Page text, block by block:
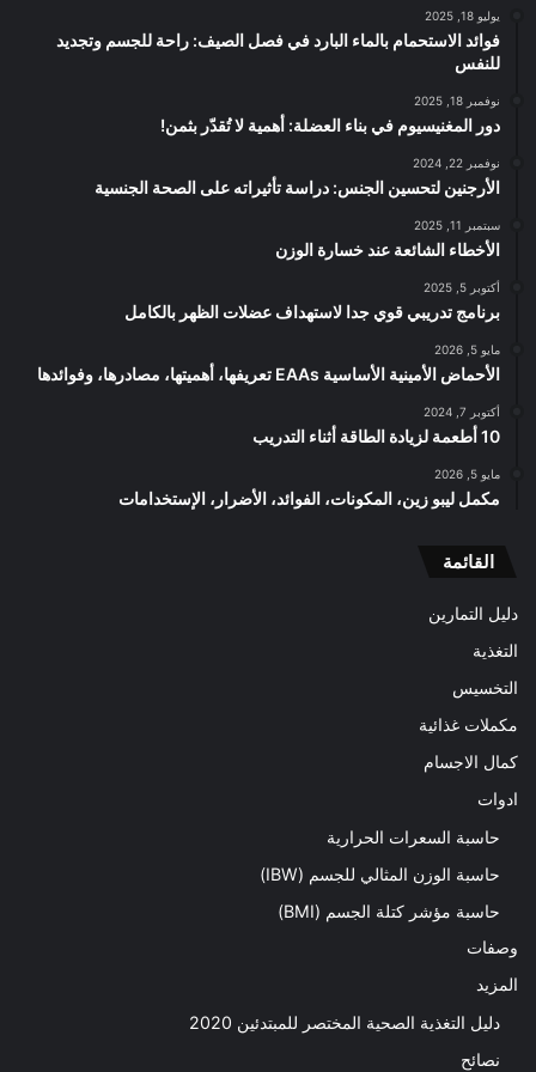
يوليو 18, 2025
فوائد الاستحمام بالماء البارد في فصل الصيف: راحة للجسم وتجديد
للنفس
نوفمبر 18, 2025
دور المغنيسيوم في بناء العضلة: أهمية لا تُقدّر بثمن!
نوفمبر 22, 2024
الأرجنين لتحسين الجنس: دراسة تأثيراته على الصحة الجنسية
سبتمبر 11, 2025
الأخطاء الشائعة عند خسارة الوزن
أكتوبر 5, 2025
برنامج تدريبي قوي جدا لاستهداف عضلات الظهر بالكامل
مايو 5, 2026
الأحماض الأمينية الأساسية EAAs تعريفها، أهميتها، مصادرها، وفوائدها
أكتوبر 7, 2024
10 أطعمة لزيادة الطاقة أثناء التدريب
مايو 5, 2026
مكمل ليبو زين، المكونات، الفوائد، الأضرار، الإستخدامات
القائمة
دليل التمارين
التغذية
التخسيس
مكملات غذائية
كمال الاجسام
ادوات
حاسبة السعرات الحرارية
حاسبة الوزن المثالي للجسم (IBW)
حاسبة مؤشر كتلة الجسم (BMI)
وصفات
المزيد
دليل التغذية الصحية المختصر للمبتدئين 2020​
نصائح